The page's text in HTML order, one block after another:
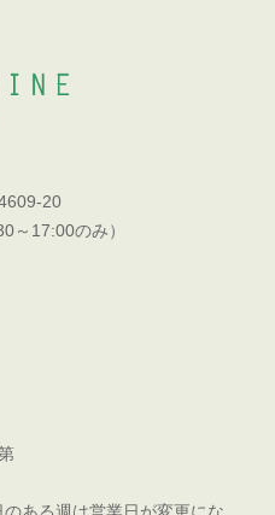
20
～17:00のみ）
ある週は営業日が変更にな